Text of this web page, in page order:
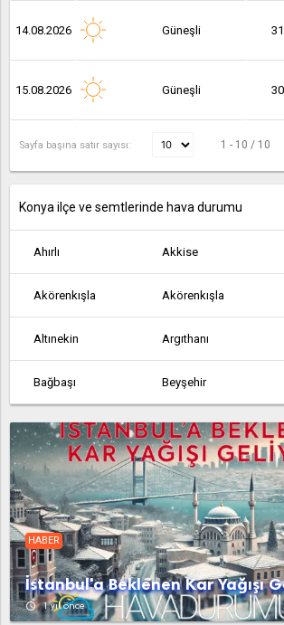
14.08.2026 Güneşli
15.08.2026 Güneşli
Sayfa başına satır sayısı: 1 - 10 / 10
Konya ilçe ve semtlerinde hava durumu
Ahırlı Akkise
Akörenkışla Akörenkışla
Altınekin Argıthanı
Bağbaşı Beyşehir
Çakmak Çeltik
Cihanbeyli Çumra
Derebucak Dineksaray
Doğanhisar Dokuzatlı
Ereğli Gölören
HABER
İstanbul'a Beklenen Kar Yağışı
access_time 1 yıl önce